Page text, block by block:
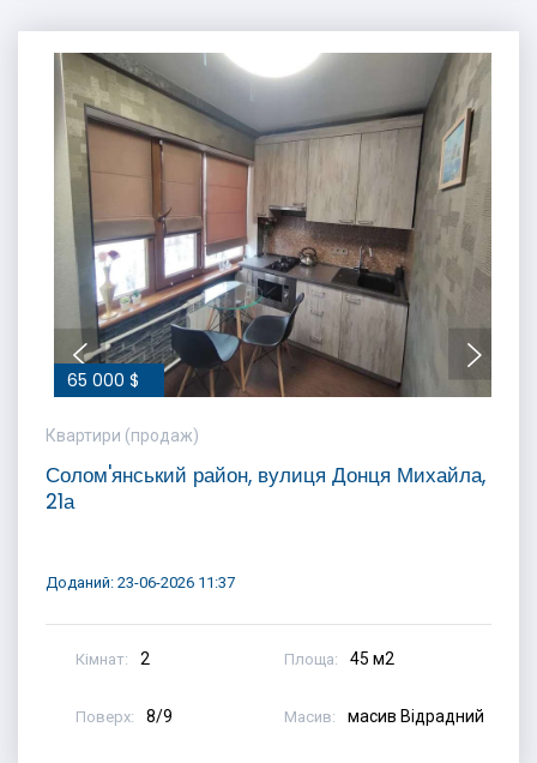
65 000 $
Квартири (продаж)
Солом'янський район, вулиця Донця Михайла,
21а
Доданий: 23-06-2026 11:37
Кімнат: 2 Площа: 45 м2
Поверх: 8/9 Масив: масив Відрадний